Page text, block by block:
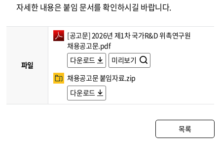
자세한 내용은 붙임 문서를 확인하시길 바랍니다.
파일
[공고문] 2026년 제1차 국가R&D 위촉연구원
채용공고문.pdf
다운로드
미리보기
채용공고문 붙임자료.zip
다운로드
목록